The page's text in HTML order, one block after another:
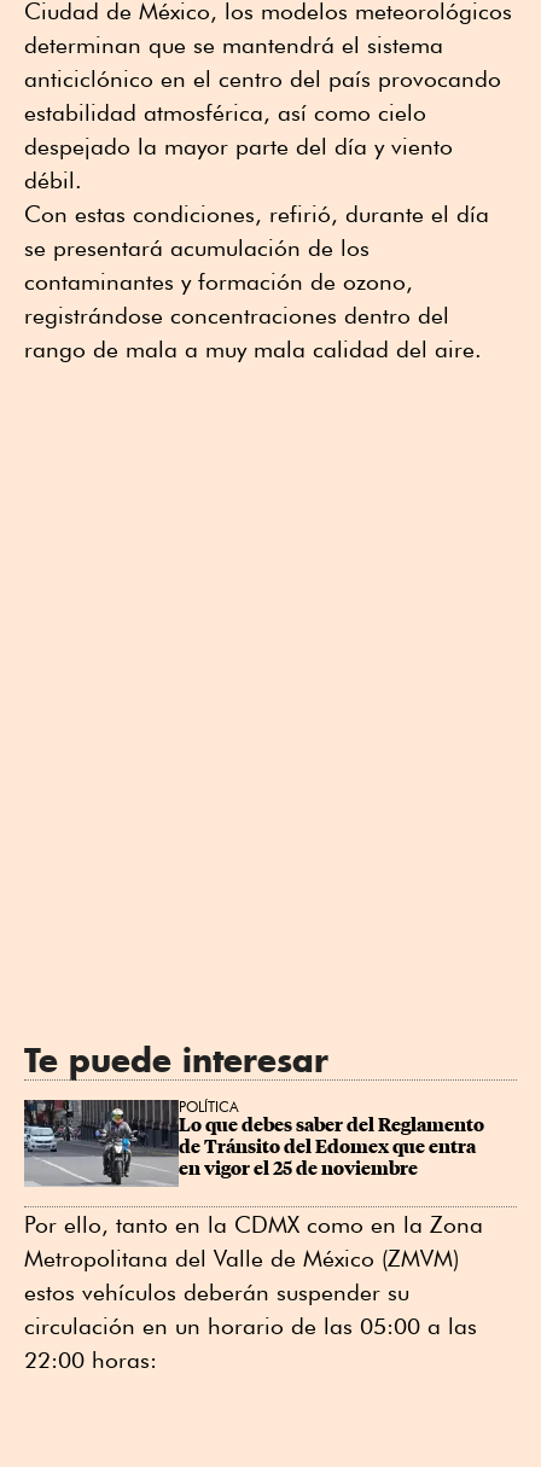
Ciudad de México, los modelos meteorológicos
determinan que se mantendrá el sistema
anticiclónico en el centro del país provocando
estabilidad atmosférica, así como cielo
despejado la mayor parte del día y viento
débil.
Con estas condiciones, refirió, durante el día
se presentará acumulación de los
contaminantes y formación de ozono,
registrándose concentraciones dentro del
rango de mala a muy mala calidad del aire.
Te puede interesar
POLÍTICA
Lo que debes saber del Reglamento
de Tránsito del Edomex que entra
en vigor el 25 de noviembre
Por ello, tanto en la CDMX como en la Zona
Metropolitana del Valle de México (ZMVM)
estos vehículos deberán suspender su
circulación en un horario de las 05:00 a las
22:00 horas: